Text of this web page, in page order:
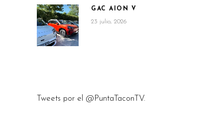
GAC AION V
23 julio, 2026
Tweets por el @PuntaTaconTV.